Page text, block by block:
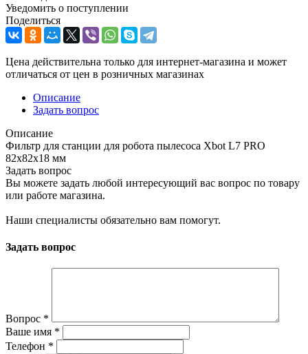
Уведомить о поступлении
Поделиться
Цена действительна только для интернет-магазина и может
отличаться от цен в розничных магазинах
Описание
Задать вопрос
Описание
Фильтр для станции для робота пылесоса Xbot L7 PRO
82х82х18 мм
Задать вопрос
Вы можете задать любой интересующий вас вопрос по товару
или работе магазина.
Наши специалисты обязательно вам помогут.
Задать вопрос
Вопрос *
Ваше имя *
Телефон *